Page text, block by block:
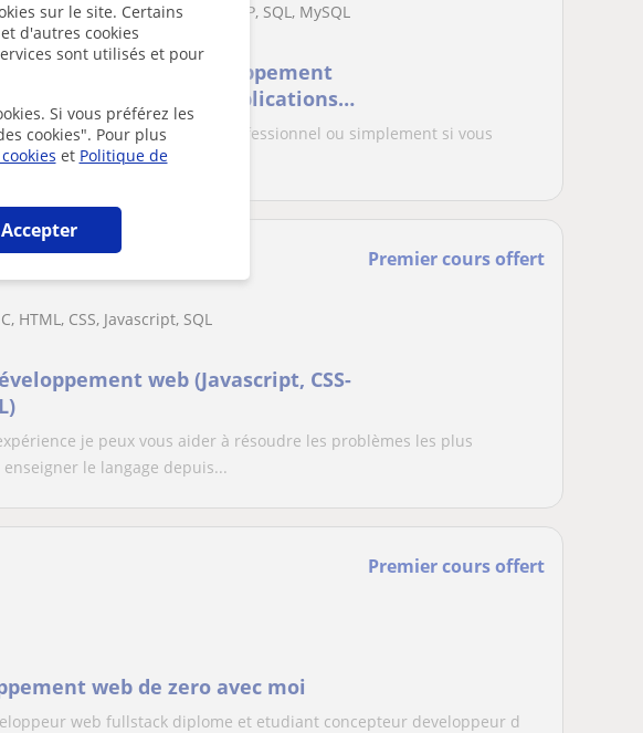
sur le site. Certains
d'autres cookies
sont utilisés et pour
Si vous préférez les
cookies". Pour plus
et Politique de
Accepter
CSS, Javascript, NodeJS, PHP, SQL, MySQL
d’expérience en développement
à developper vos applications
projet personnel, scolaire ou professionnel ou simplement si vous
sur l’une des matiè...
Premier cours offert
HTML, CSS, Javascript, SQL
web (Javascript, CSS-
je peux vous aider à résoudre les problèmes les plus
le langage depuis...
Premier cours offert
web de zero avec moi
web fullstack diplome et etudiant concepteur developpeur d